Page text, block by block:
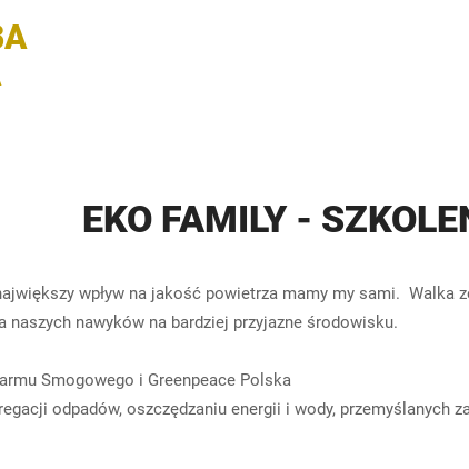
EKO FAMILY -
wpływ na jakość powietrza mamy my sami.
naszych nawyków na bardziej przyjazne środowisku.
Smogowego i Greenpeace Polska
odpadów, oszczędzaniu energii i wody,